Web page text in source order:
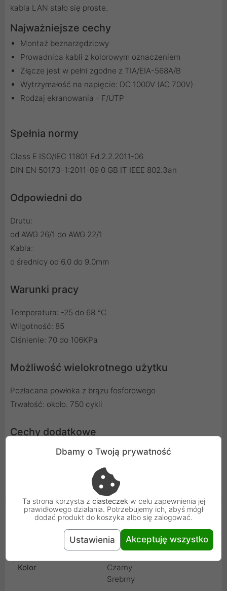
kabla LAN stało się proste.
Najważniejsze cechy
Montaż beznarzędziowy
Prowadnica kabli z kolorowym oznaczeniem
Złącze jest w pełni zgodne z TIA/EIA-568A/B
Wytrzymałość na napięcie: DC 1000V (AC 700V)
Rodzaj ekranowania - F/UTP
Spełnia normy
Class E ISO/IEC 11801 Ed.2.2.2011-06
DIN EN 50173-1:2011-09 0 GB IT IEEE 802.3an
Odpowiedni do
Drutu:
od AWG 26/1 do AWG 22/1
Kabla:
o średnicy od 6.0 do 9.0mm
Warunki pracy
Temperatura: -25 do 68 °C
Wilgotność: 85
Ciśnienie: 70 do 106KPa
Możliwość wielokrotnego użytku
Pozłacana powłoka z brązu fosforowego
Trwałość: około. 750 cykli
Cechy dodatkowe
Opór pośredni: 20MΩ
Wytrzymałość na napięcie: DC 1000V (AC 700V)
Cechy produktu
Wtyk
Kolor
Czarny
Srebrny
Dbamy o Twoją prywatność
Ta strona korzysta z ciasteczek w celu zapewnienia jej
prawidłowego działania. Potrzebujemy ich, abyś mógł
dodać produkt do koszyka albo się zalogować.
Ustawienia Akceptuję wszystko